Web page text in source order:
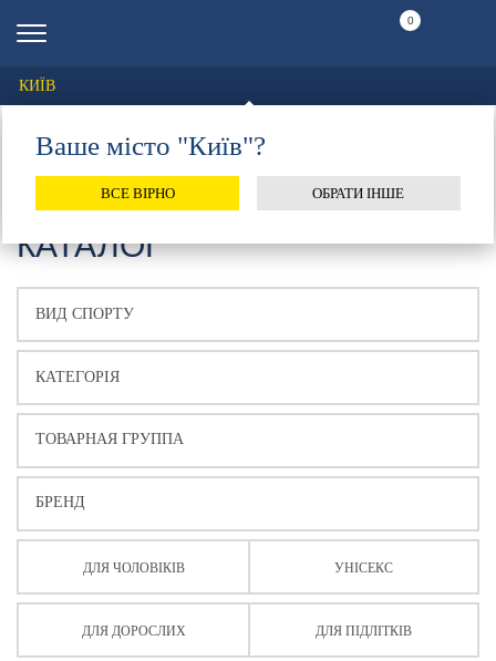
0
КИЇВ
КАТАЛОГ
ТОВАРНАЯ ГРУППА
БРЕНД
ДЛЯ ЧОЛОВІКІВ УНІСЕКС
ДЛЯ ДОРОСЛИХ ДЛЯ ПІДЛІТКІВ
Ваше місто "Київ"?
ВСЕ ВІРНО ОБРАТИ ІНШЕ